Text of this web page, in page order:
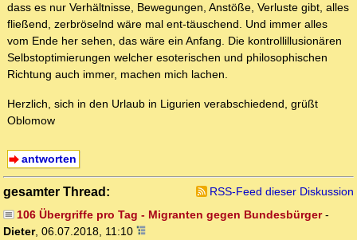
dass es nur Verhältnisse, Bewegungen, Anstöße, Verluste gibt, alles
fließend, zerbröselnd wäre mal ent-täuschend. Und immer alles
vom Ende her sehen, das wäre ein Anfang. Die kontrollillusionären
Selbstoptimierungen welcher esoterischen und philosophischen
Richtung auch immer, machen mich lachen.
Herzlich, sich in den Urlaub in Ligurien verabschiedend, grüßt
Oblomow
antworten
gesamter Thread:
RSS-Feed dieser Diskussion
106 Übergriffe pro Tag - Migranten gegen Bundesbürger-
Dieter, 06.07.2018, 11:10